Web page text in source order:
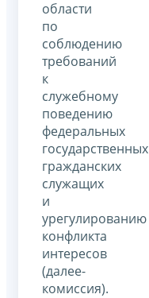
области
по
соблюдению
требований
к
служебному
поведению
федеральных
государственных
гражданских
служащих
и
урегулированию
конфликта
интересов
(далее-
комиссия).